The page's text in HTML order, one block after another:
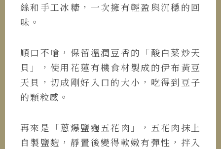
絲和手工冰糖，一次擁有輕盈與沉穩的回
味。
順口不嗆，保留溫潤豆香的「酸白菜炒天
貝」，使用花蓮有機食材製成的伊布黃豆
天貝，切成剛好入口的大小，吃得到豆子
的顆粒感。
再來是「蔥爆鹽麴五花肉」，五花肉抹上
自製鹽麴，靜置後變得軟嫩有彈性，拌入